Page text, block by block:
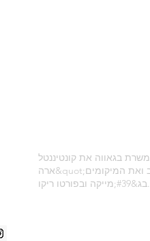
משרת בגאווה את קונטיננטל
ארה&quot;ב ואת המיקומים